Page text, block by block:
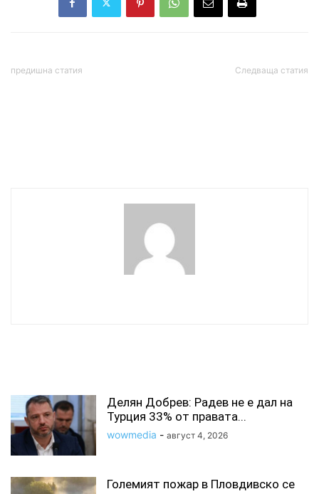
предишна статия Следваща статия
Делян Добрев: Радев не е дал на
Турция 33% от правата...
wowmedia - август 4, 2026
Големият пожар в Пловдивско се